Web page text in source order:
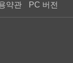
약관 PC 버전